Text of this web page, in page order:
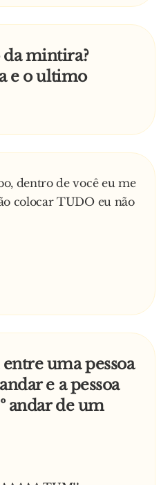
mintira?
e o ultimo
dentro de você eu me
colocar TUDO eu não
uma pessoa
e a pessoa
andar de um